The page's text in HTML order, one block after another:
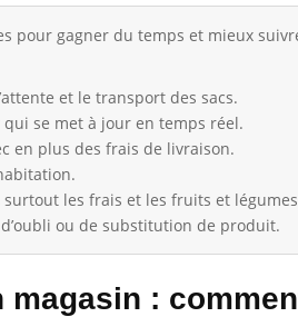
pour gagner du temps et mieux
et le transport des sacs.
se met à jour en temps réel.
en plus des frais de livraison.
les frais et les fruits et
ou de substitution de produit.
: